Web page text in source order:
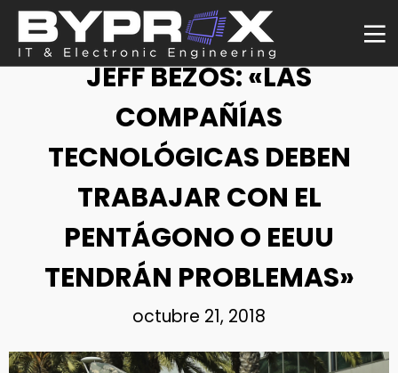
NOTICIA
JEFF BEZOS: «LAS
COMPAÑÍAS
TECNOLÓGICAS DEBEN
TRABAJAR CON EL
PENTÁGONO O EEUU
TENDRÁN PROBLEMAS»
octubre 21, 2018